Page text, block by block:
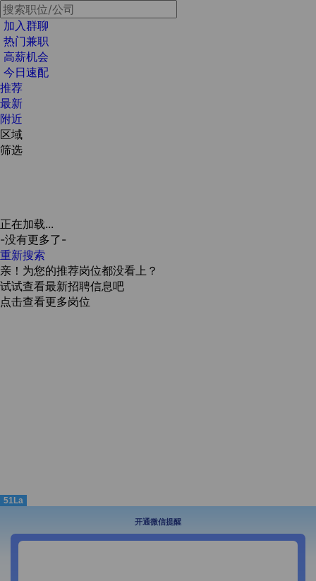
加入群聊
热门兼职
高薪机会
今日速配
推荐
最新
附近
区域
筛选
正在加载...
-没有更多了-
重新搜索
亲！为您的推荐岗位都没看上？
试试查看最新招聘信息吧
点击查看更多岗位
51La
开通微信提醒